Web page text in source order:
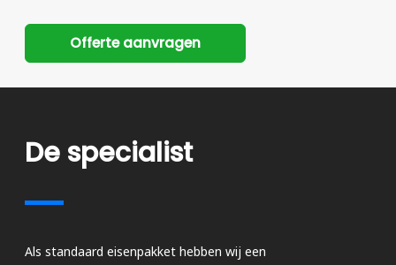
Offerte aanvragen
De specialist
Als standaard eisenpakket hebben wij een